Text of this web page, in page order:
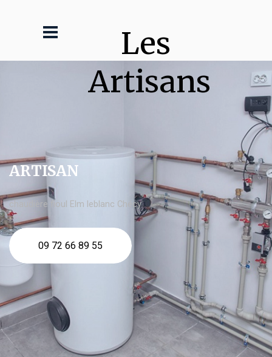
Les
Artisans
ARTISAN
chaudière fioul Elm leblanc Chécy
09 72 66 89 55